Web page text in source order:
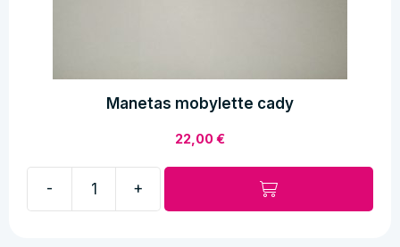
Manetas mobylette cady
22,00€
- +